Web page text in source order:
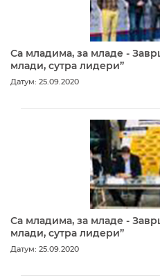
Са младима, за младе -
млади, сутра лидери”
Датум: 25.09.2020
Са младима, за младе -
млади, сутра лидери”
Датум: 25.09.2020